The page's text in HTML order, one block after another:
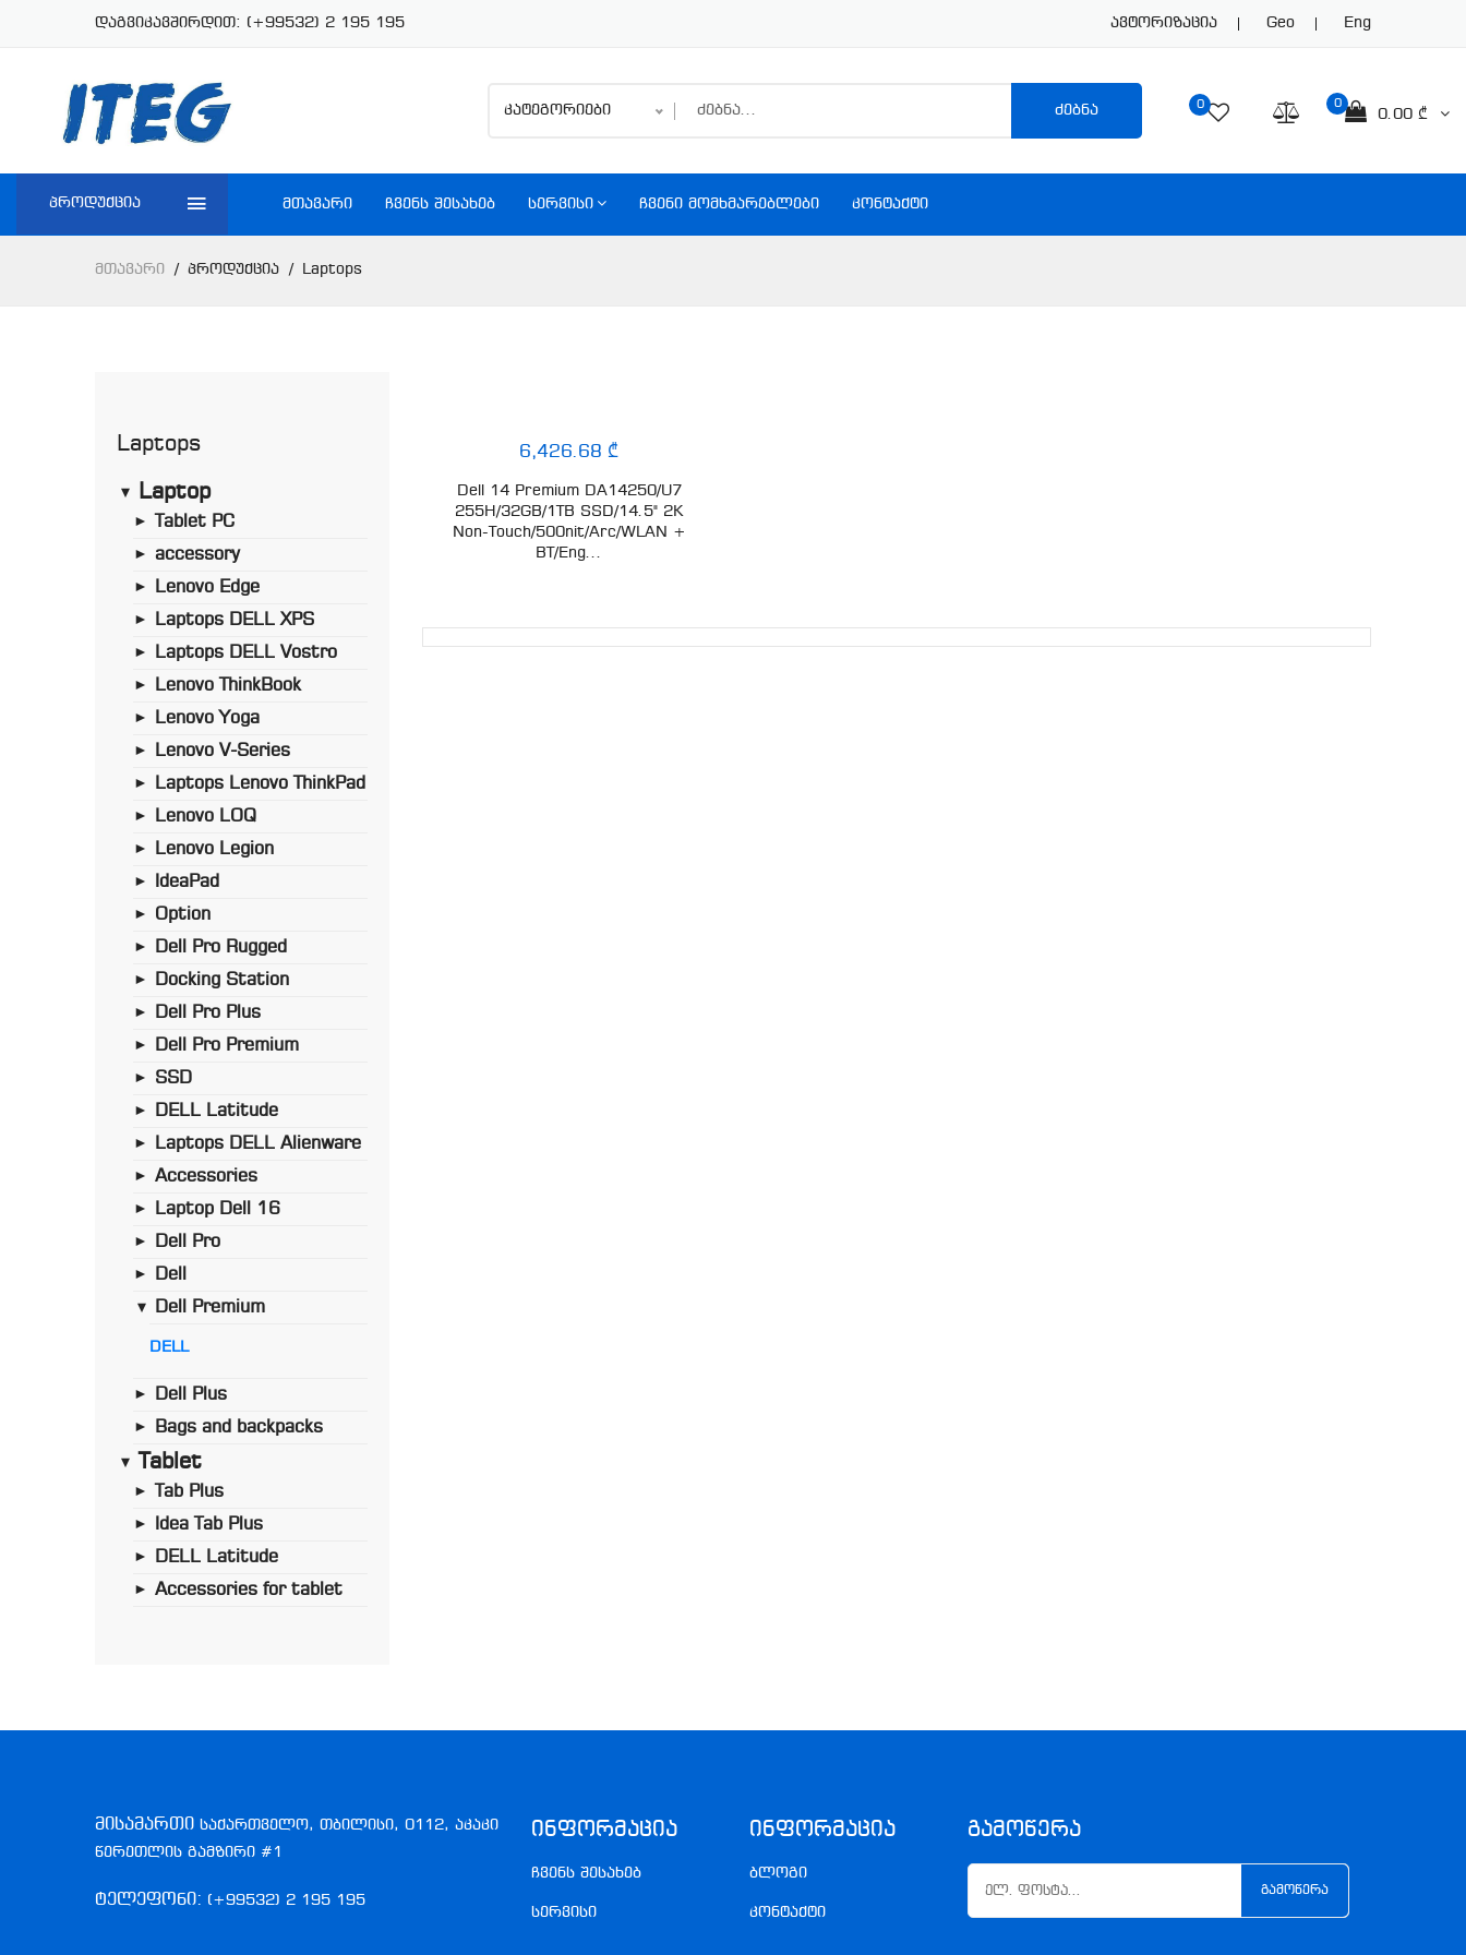
დაგვიკავშირდით: (+99532) 2 195 195 Ავტორიზაცია Geo Eng
კატეგორიები ძებნა 0
0.00 ₾
0
პროდუქცია ᲛᲗᲐᲕᲐᲠᲘ ᲩᲕᲔᲜᲡ ᲨᲔᲡᲐᲮᲔᲑ ᲡᲔᲠᲕᲘᲡᲘ ᲩᲕᲔᲜᲘ ᲛᲝᲛᲮᲛᲐᲠᲔᲑᲚᲔᲑᲘ ᲙᲝᲜᲢᲐᲥᲢᲘ
Მთავარი Პროდუქცია Laptops
Laptops
► Laptop
► Tablet PC
► accessory
► Lenovo Edge
► Laptops DELL XPS
► Laptops DELL Vostro
► Lenovo ThinkBook
► Lenovo Yoga
► Lenovo V-Series
► Laptops Lenovo ThinkPad
► Lenovo LOQ
► Lenovo Legion
► IdeaPad
► Option
► Dell Pro Rugged
► Docking Station
► Dell Pro Plus
► Dell Pro Premium
► SSD
► DELL Latitude
► Laptops DELL Alienware
► Accessories
► Laptop Dell 16
► Dell Pro
► Dell
► Dell Premium
DELL
► Dell Plus
► Bags and backpacks
► Tablet
► Tab Plus
► Idea Tab Plus
► DELL Latitude
► Accessories for tablet
6,426.68 ₾
Dell 14 Premium DA14250/U7
255H/32GB/1TB SSD/14.5" 2K
Non-Touch/500nit/Arc/WLAN +
BT/Eng...
მისამართი საქართველო, თბილისი, 0112, აკაკი
წერეთლის გამზირი #1
ტელეფონი: (+99532) 2 195 195
Ინფორმაცია
ჩვენს შესახებ
სერვისი
Ინფორმაცია
ბლოგი
კონტაქტი
Გამოწერა
ᲒᲐᲛᲝᲬᲔᲠᲐ